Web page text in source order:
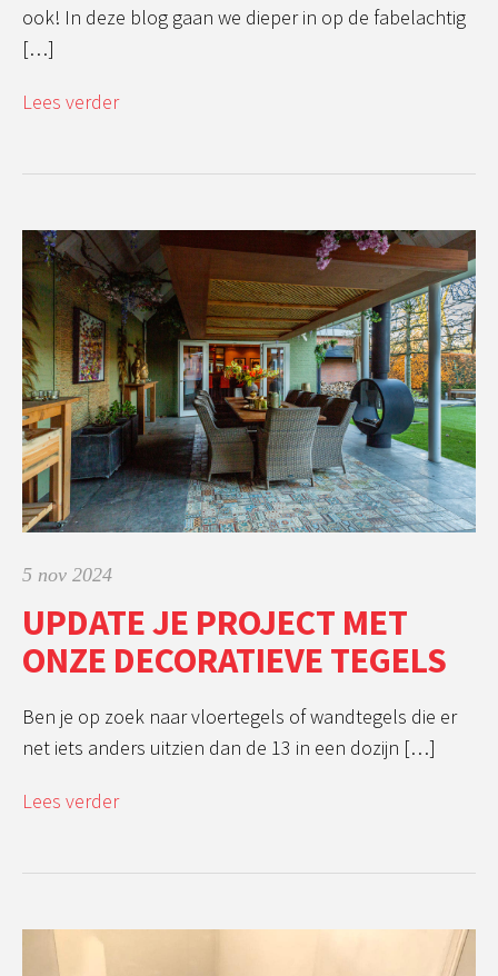
ook! In deze blog gaan we dieper in op de fabelachtig
[…]
Lees verder
5 nov 2024
UPDATE JE PROJECT MET
ONZE DECORATIEVE TEGELS
Ben je op zoek naar vloertegels of wandtegels die er
net iets anders uitzien dan de 13 in een dozijn […]
Lees verder